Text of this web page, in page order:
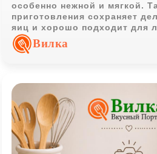
особенно нежной и мягкой.
приготовления сохраняет
яиц и хорошо подходит для
щадящего питания.
Вилка